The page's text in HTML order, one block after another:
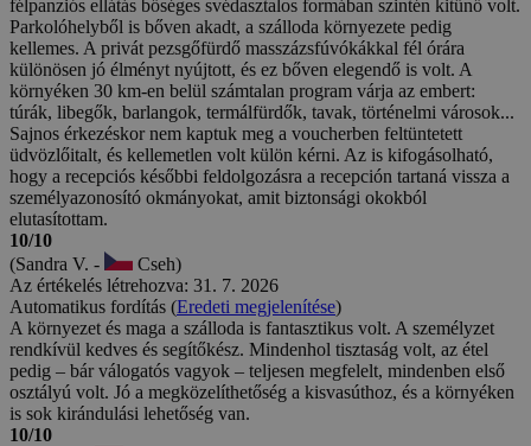
félpanziós ellátás bőséges svédasztalos formában szintén kitűnő volt.
Parkolóhelyből is bőven akadt, a szálloda környezete pedig
kellemes. A privát pezsgőfürdő masszázsfúvókákkal fél órára
különösen jó élményt nyújtott, és ez bőven elegendő is volt. A
környéken 30 km-en belül számtalan program várja az embert:
túrák, libegők, barlangok, termálfürdők, tavak, történelmi városok...
Sajnos érkezéskor nem kaptuk meg a voucherben feltüntetett
üdvözlőitalt, és kellemetlen volt külön kérni. Az is kifogásolható,
hogy a recepciós későbbi feldolgozásra a recepción tartaná vissza a
személyazonosító okmányokat, amit biztonsági okokból
elutasítottam.
10/10
(Sandra V. -
Cseh)
Az értékelés létrehozva: 31. 7. 2026
Automatikus fordítás (Eredeti megjelenítése)
A környezet és maga a szálloda is fantasztikus volt. A személyzet
rendkívül kedves és segítőkész. Mindenhol tisztaság volt, az étel
pedig – bár válogatós vagyok – teljesen megfelelt, mindenben első
osztályú volt. Jó a megközelíthetőség a kisvasúthoz, és a környéken
is sok kirándulási lehetőség van.
10/10